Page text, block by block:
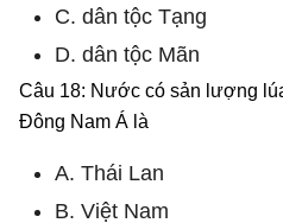
C. dân tộc Tạng
D. dân tộc Mãn
Câu 18: Nước có sản lượng
Đông Nam Á là
A. Thái Lan
B. Việt Nam